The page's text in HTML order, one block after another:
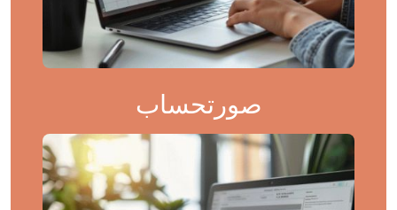
صورتحساب